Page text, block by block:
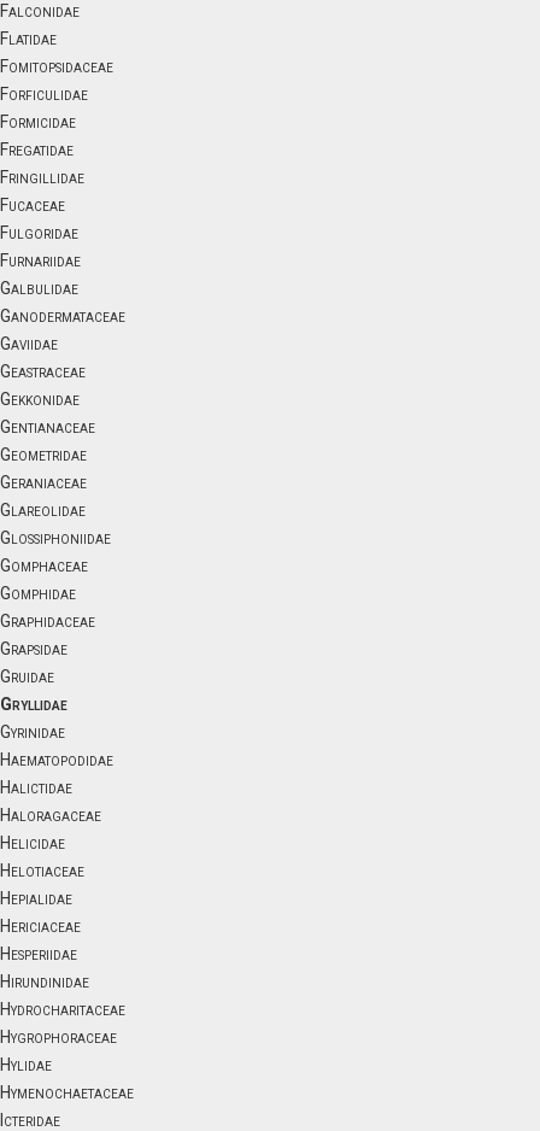
Falconidae
Flatidae
Fomitopsidaceae
Forficulidae
Formicidae
Fregatidae
Fringillidae
Fucaceae
Fulgoridae
Furnariidae
Galbulidae
Ganodermataceae
Gaviidae
Geastraceae
Gekkonidae
Gentianaceae
Geometridae
Geraniaceae
Glareolidae
Glossiphoniidae
Gomphaceae
Gomphidae
Graphidaceae
Grapsidae
Gruidae
Gryllidae
Gyrinidae
Haematopodidae
Halictidae
Haloragaceae
Helicidae
Helotiaceae
Hepialidae
Hericiaceae
Hesperiidae
Hirundinidae
Hydrocharitaceae
Hygrophoraceae
Hylidae
Hymenochaetaceae
Icteridae